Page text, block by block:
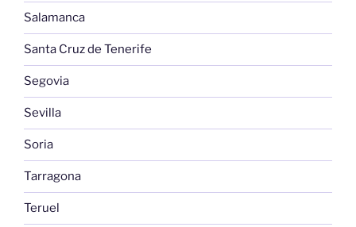
Salamanca
Santa Cruz de Tenerife
Segovia
Sevilla
Soria
Tarragona
Teruel